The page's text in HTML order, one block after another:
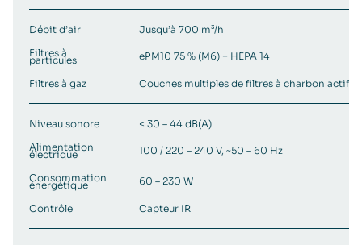
Débit d’air
Jusqu’à 700 m³/h
Filtres à
particules ePM10 75 % (M6) + HEPA 14
Filtres à gaz Couches multiples de filtres à charbon actif
Niveau sonore
< 30 – 44 dB(A)
Alimentation
électrique 100 / 220 – 240 V, ~50 – 60 Hz
Consommation
énergétique 60 – 230 W
Contrôle Capteur IR